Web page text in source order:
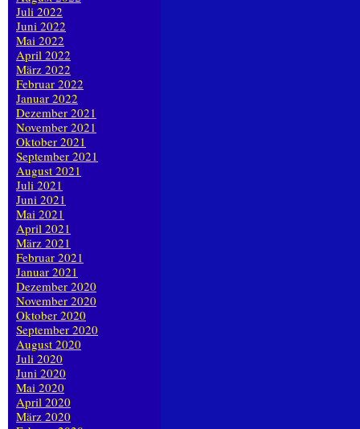
Juli 2022
Juni 2022
Mai 2022
April 2022
März 2022
Februar 2022
Januar 2022
Dezember 2021
November 2021
Oktober 2021
September 2021
August 2021
Juli 2021
Juni 2021
Mai 2021
April 2021
März 2021
Februar 2021
Januar 2021
Dezember 2020
November 2020
Oktober 2020
September 2020
August 2020
Juli 2020
Juni 2020
Mai 2020
April 2020
März 2020